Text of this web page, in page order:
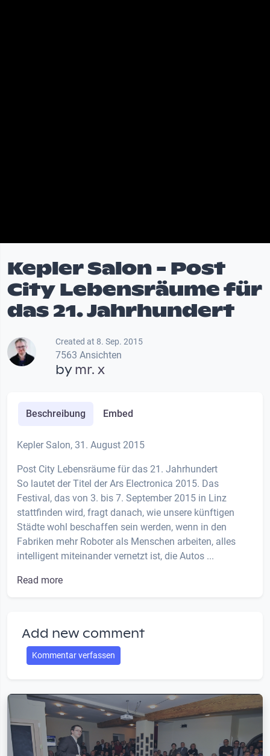
Kepler Salon - Post
City Lebensräume für
das 21. Jahrhundert
Created at 8. Sep. 2015
7563 Ansichten
bymr. x
Beschreibung Embed
Kepler Salon, 31. August 2015
Post City Lebensräume für das 21. Jahrhundert
So lautet der Titel der Ars Electronica 2015. Das
Festival, das von 3. bis 7. September 2015 in Linz
stattfinden wird, fragt danach, wie unsere künftigen
Städte wohl beschaffen sein werden, wenn in den
Fabriken mehr Roboter als Menschen arbeiten, alles
intelligent miteinander vernetzt ist, die Autos ...
Read more
Add new comment
Kommentar verfassen